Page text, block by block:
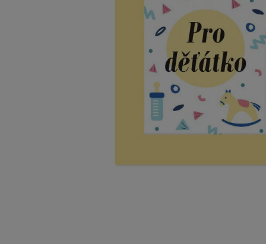
AUTOSEDAČKY A PRÍSLUŠENSTVO